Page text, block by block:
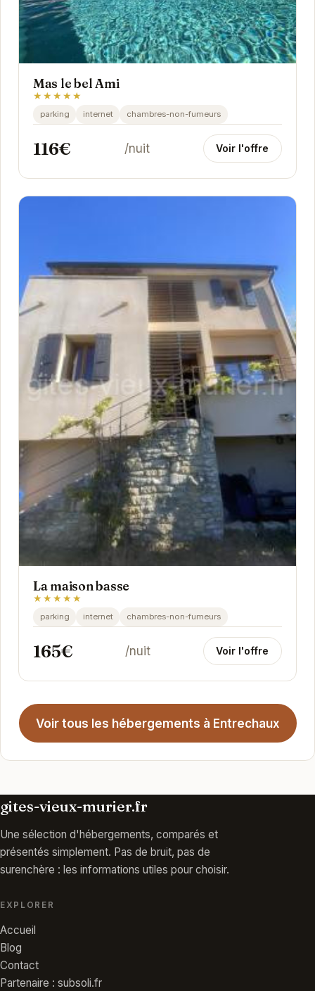
Mas le bel Ami
★★★★★
parking internet chambres-non-fumeurs
116€ /nuit Voir l'offre
La maison basse
★★★★★
parking internet chambres-non-fumeurs
165€ /nuit Voir l'offre
Voir tous les hébergements à Entrechaux
gites-vieux-murier.fr
Une sélection d'hébergements, comparés et
présentés simplement. Pas de bruit, pas de
surenchère : les informations utiles pour choisir.
EXPLORER
Accueil
Blog
Contact
Partenaire : subsoli.fr